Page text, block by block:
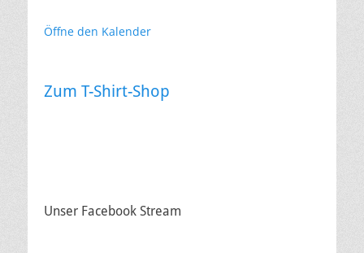
Öffne den Kalender
Zum T-Shirt-Shop
Unser Facebook Stream